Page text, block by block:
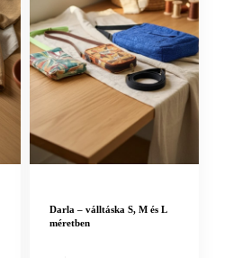
Darla – válltáska S, M és L
méretben